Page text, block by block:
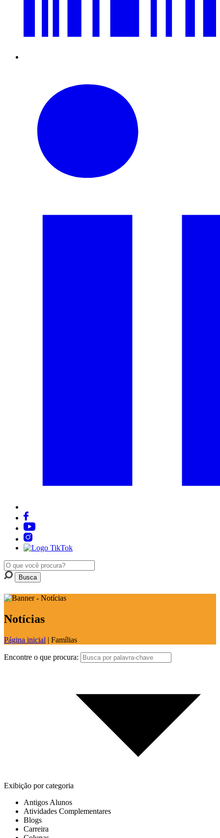
Notícias
Página inicial | Famílias
Encontre o que procura:
Exibição por categoria
Antigos Alunos
Atividades Complementares
Blogs
Carreira